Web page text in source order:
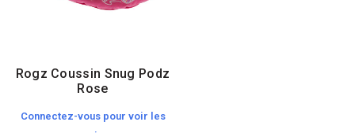
Rogz Coussin Snug Podz
Rose
Connectez-vous pour voir les